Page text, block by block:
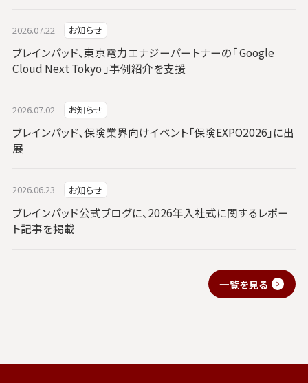
2026.07.22 お知らせ
ブレインパッド、東京電力エナジーパートナーの「 Google
Cloud Next Tokyo 」事例紹介を支援
2026.07.02 お知らせ
ブレインパッド、保険業界向けイベント「保険EXPO2026」に出
展
2026.06.23 お知らせ
ブレインパッド公式ブログに、2026年入社式に関するレポー
ト記事を掲載
一覧を見る